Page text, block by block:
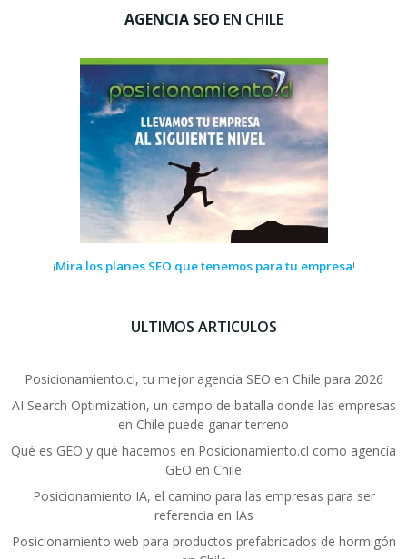
AGENCIA SEO EN CHILE
¡Mira los planes SEO que tenemos para tu empresa!
ULTIMOS ARTICULOS
Posicionamiento.cl, tu mejor agencia SEO en Chile para 2026
AI Search Optimization, un campo de batalla donde las empresas
en Chile puede ganar terreno
Qué es GEO y qué hacemos en Posicionamiento.cl como agencia
GEO en Chile
Posicionamiento IA, el camino para las empresas para ser
referencia en IAs
Posicionamiento web para productos prefabricados de hormigón